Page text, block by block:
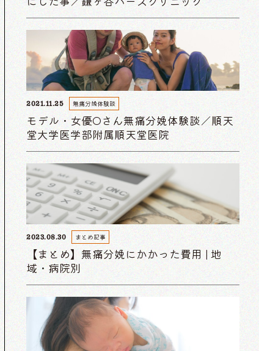
2021.11.25 無痛分娩体験談
モデル・女優Oさん無痛分娩体験談／順天
堂大学医学部附属順天堂医院
2023.08.30 まとめ記事
【まとめ】無痛分娩にかかった費用 | 地
域・病院別